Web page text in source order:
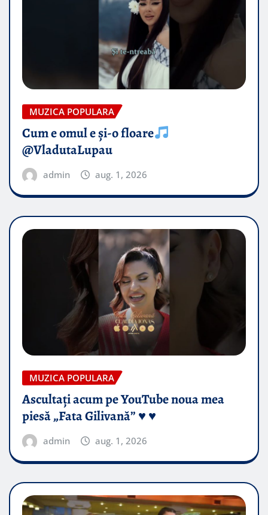
MUZICA POPULARA
Cum e omul e și-o floare
@VladutaLupau
admin aug. 1, 2026
MUZICA POPULARA
Ascultați acum pe YouTube noua mea
piesă „Fata Gilivană” ♥️ ♥️
admin aug. 1, 2026